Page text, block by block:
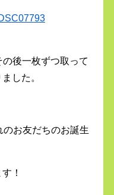
後一枚ずつ取って
した。
お友だちのお誕生
！